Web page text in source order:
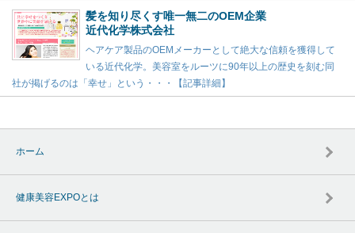
髪を知り尽くす唯一無二のOEM企業
近代化学株式会社
ヘアケア製品のOEMメーカーとして絶大な信頼を獲得して
いる近代化学。美容室をルーツに90年以上の歴史を刻む同
社が掲げるのは「幸せ」という・・・【記事詳細】
ホーム
健康美容EXPOとは